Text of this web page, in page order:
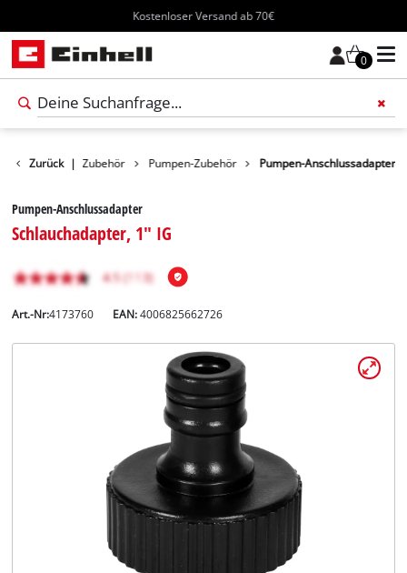
Kostenloser Versand ab 70€
0
Zurück |
Gartengeräte-Zubehör Pumpen-Zubehör Pumpen-Anschlussadapter
Pumpen-Anschlussadapter
Schlauchadapter, 1" IG
Art.-Nr:4173760 EAN:4006825662726